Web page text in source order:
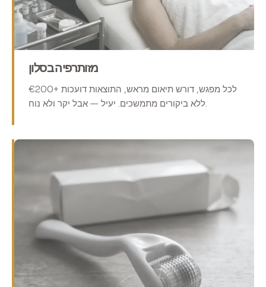
מזותרפיה בסלון
€200+ לכל מפגש, דורש תיאום מראש, התוצאות דועכות
ללא ביקורים מתמשכים. יעיל — אבל יקר ולא נוח.